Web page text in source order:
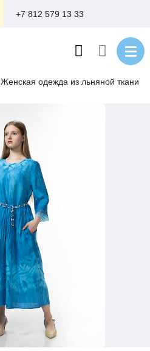
+7 812 579 13 33
Женская одежда из льняной ткани